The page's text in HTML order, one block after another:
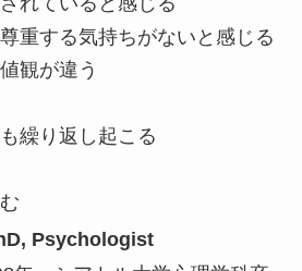
重する気持ちがないと感じる
観が違う
繰り返し起こる
Psychologist